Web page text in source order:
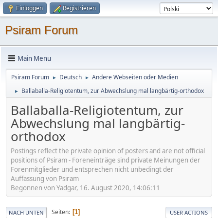
Einloggen Registrieren
Psiram Forum
Main Menu
Psiram Forum ► Deutsch ► Andere Webseiten oder Medien
► Ballaballa-Religiotentum, zur Abwechslung mal langbärtig-orthodox
Ballaballa-Religiotentum, zur
Abwechslung mal langbärtig-
orthodox
Postings reflect the private opinion of posters and are not official
positions of Psiram - Foreneinträge sind private Meinungen der
Forenmitglieder und entsprechen nicht unbedingt der
Auffassung von Psiram
Begonnen von Yadgar, 16. August 2020, 14:06:11
NACH UNTEN Seiten 1 USER ACTIONS